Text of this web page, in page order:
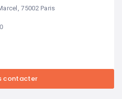
75002 Paris